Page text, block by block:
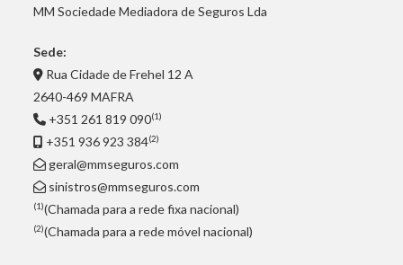
MM Sociedade Mediadora de Seguros Lda
Sede:
Rua Cidade de Frehel 12 A
2640-469 MAFRA
+351 261 819 090(1)
+351 936 923 384(2)
geral@mmseguros.com
sinistros@mmseguros.com
(1)(Chamada para a rede fixa nacional)
(2)(Chamada para a rede móvel nacional)